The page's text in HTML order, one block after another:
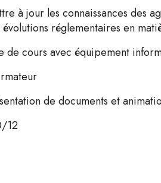
à jour les connaissances des
évolutions réglementaires en
de cours avec équipement
de documents et
12